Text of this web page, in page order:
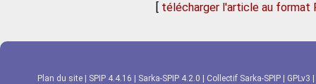
[ télécharger l'article au format
Plan du site SPIP 4.4.16 Sarka-SPIP 4.2.0 Collectif Sarka-SPIP GPLv3